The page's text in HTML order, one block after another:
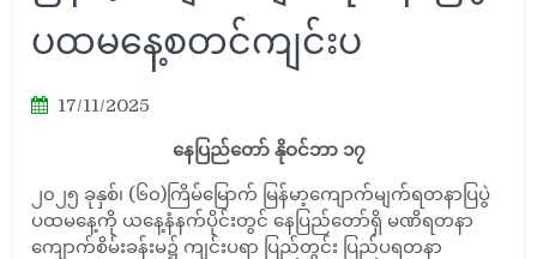
ပထမနေ့စတင်ကျင်းပ
17/11/2025
နေပြည်တော် နိုဝင်ဘာ ၁၇
၂၀၂၅ ခုနှစ်၊ (၆၀)ကြိမ်မြောက် မြန်မာ့ကျောက်မျက်ရတနာပြပွဲ
ပထမနေ့ကို ယနေ့နံနက်ပိုင်းတွင် နေပြည်တော်ရှိ မဏိရတနာ
ကျောက်စိမ်းခန်းမ၌ ကျင်းပရာ ပြည်တွင်း ပြည်ပရတနာ